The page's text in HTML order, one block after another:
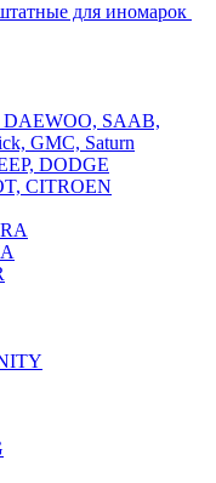
для иномарок
SAAB,
GMC, Saturn
DODGE
CITROEN